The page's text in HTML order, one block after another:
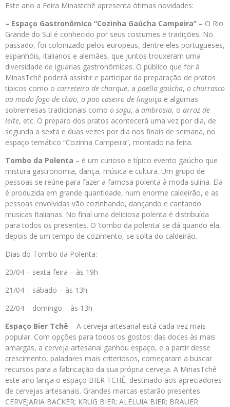
Este ano a Feira Minastchê apresenta ótimas novidades:
– Espaço Gastronômico “Cozinha Gaúcha Campeira” – O Rio
Grande do Sul é conhecido por seus costumes e tradições. No
passado, foi colonizado pelos europeus, dentre eles portugueses,
espanhóis, italianos e alemães, que juntos trouxeram uma
diversidade de iguarias gastronômicas. O público que for à
MinasTchê poderá assistir e participar da preparação de pratos
típicos como o carreteiro de charque, a paella gaúcha, o churrasco
ao modo fogo de chão, o pão caseiro de linguiça e algumas
sobremesas tradicionais como o sagu, a ambrosia, o arroz de
leite, etc. O preparo dos pratos acontecerá uma vez por dia, de
segunda a sexta e duas vezes por dia nos finais de semana, no
espaço temático “Cozinha Campeira”, montado na feira.
Tombo da Polenta – é um curioso e típico evento gaúcho que
mistura gastronomia, dança, música e cultura. Um grupo de
pessoas se reúne para fazer a famosa polenta à moda sulina. Ela
é produzida em grande quantidade, num enorme caldeirão, e as
pessoas envolvidas vão cozinhando, dançando e cantando
musicas Italianas. No final uma deliciosa polenta é distribuída
para todos os presentes. O ‘tombo da polenta’ se dá quando ela,
depois de um tempo de cozimento, se solta do caldeirão.
Dias do Tombo da Polenta:
20/04 – sexta-feira – às 19h
21/04 – sábado – às 13h
22/04 – domingo – às 13h
Espaço Bier Tchê – A cerveja artesanal está cada vez mais
popular. Com opções para todos os gostos: das doces às mais
amargas, a cerveja artesanal ganhou espaço, e a partir desse
crescimento, paladares mais criteriosos, começaram a buscar
recursos para a fabricação da sua própria cerveja. A MinasTchê
este ano lança o espaço BIER TCHÊ, destinado aos apreciadores
de cervejas artesanais. Grandes marcas estarão presentes.
CERVEJARIA BACKER; KRUG BIER; ALELUIA BIER; BRÄUER